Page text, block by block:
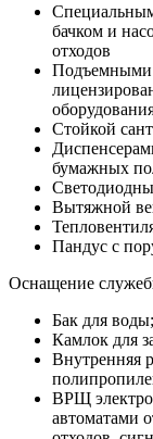
бачком и
отходов
Подъемными
Стойкой
бумажных
Вытяжной
Пандус с
Оснащение
Бак для воды;
Камлок для
Внутренняя
ВРЩ
автоматами